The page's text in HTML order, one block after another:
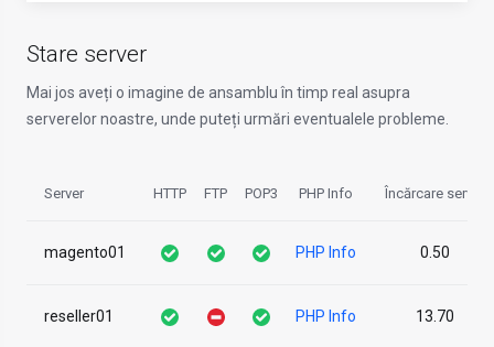
Stare server
Mai jos aveți o imagine de ansamblu în timp real asupra
serverelor noastre, unde puteți urmări eventualele probleme.
Server HTTP FTP POP3 PHP Info Încărcare server
magento01 PHP Info 0.50
reseller01 PHP Info 13.70